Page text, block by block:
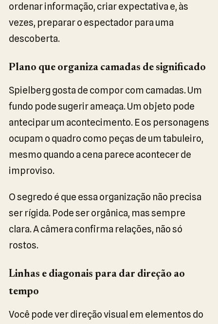
ordenar informação, criar expectativa e, às
vezes, preparar o espectador para uma
descoberta.
Plano que organiza camadas de significado
Spielberg gosta de compor com camadas. Um
fundo pode sugerir ameaça. Um objeto pode
antecipar um acontecimento. E os personagens
ocupam o quadro como peças de um tabuleiro,
mesmo quando a cena parece acontecer de
improviso.
O segredo é que essa organização não precisa
ser rígida. Pode ser orgânica, mas sempre
clara. A câmera confirma relações, não só
rostos.
Linhas e diagonais para dar direção ao
tempo
Você pode ver direção visual em elementos do